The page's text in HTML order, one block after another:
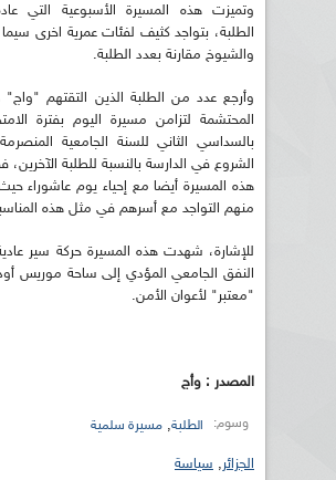
وتميزت هذه المسيرة الأسبوعية التي
الطلبة، بتواجد كثيف لفئات عمرية اخرى
والشيوخ مقارنة بعدد الطلبة.
وأرجع عدد من الطلبة الذين التقتهم "واج"
المحتشمة لتزامن مسيرة اليوم بفترة
بالسداسي الثاني للسنة الجامعية
الشروع في الدارسة بالنسبة للطلبة
هذه المسيرة أيضا مع إحياء يوم عاشوراء
منهم التواجد مع أسرهم في مثل هذه
للإشارة، شهدت هذه المسيرة حركة سير
النفق الجامعي المؤدي إلى ساحة موريس
"معتبر" لأعوان الأمن.
المصدر : وأج
وسوم: الطلبة, مسيرة سلمية
الجزائر, سياسة